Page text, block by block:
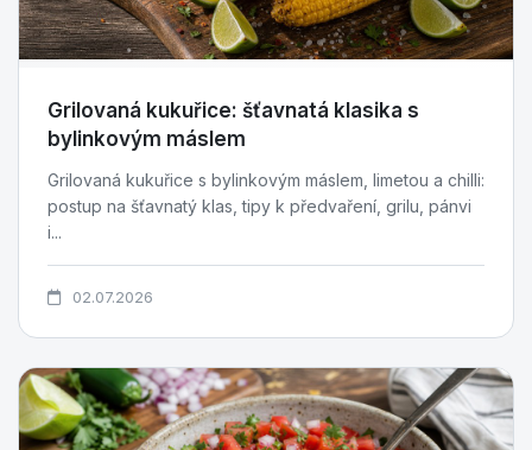
Grilovaná kukuřice: šťavnatá klasika s
bylinkovým máslem
Grilovaná kukuřice s bylinkovým máslem, limetou a chilli:
postup na šťavnatý klas, tipy k předvaření, grilu, pánvi
i...
02.07.2026